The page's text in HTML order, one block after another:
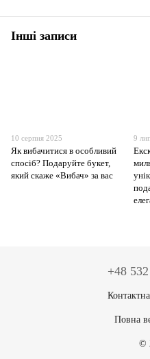
Інші записи
10 серпня 2025
Як вибачитися в особливий
спосіб? Подаруйте букет,
який скаже «Вибач» за вас
9
+48
Повна
©